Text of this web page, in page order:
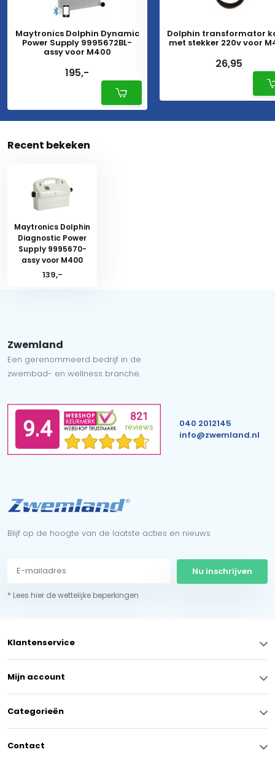
Maytronics Dolphin Dynamic
Power Supply 9995672BL-
assy voor M400
195,-
Dolphin transformator
met stekker 220v voor
26,95
Recent bekeken
Maytronics Dolphin
Diagnostic Power
Supply 9995670-
assy voor M400
139,-
Zwemland
Een gerenommeerd bedrijf in de
zwembad- en wellness branche.
040 2012145
info@zwemland.nl
Blijf op de hoogte van de laatste acties en nieuws
Nu inschrijven
* Lees hier de wettelijke beperkingen
Klantenservice
Mijn account
Categorieën
Contact